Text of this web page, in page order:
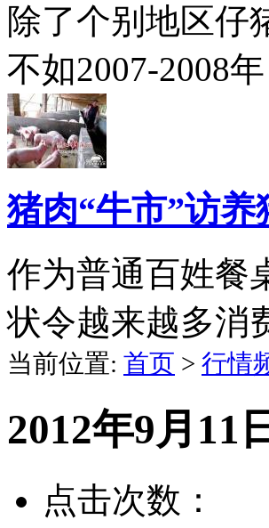
除了个别地区仔
不如2007-2008年
猪肉“牛市”访养
作为普通百姓餐
状令越来越多消
当前位置: 首页 > 行情
2012年9月11
点击次数：